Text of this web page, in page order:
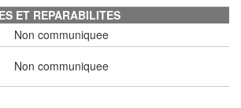
ET REPARABILITES
Non communiquee
Non communiquee